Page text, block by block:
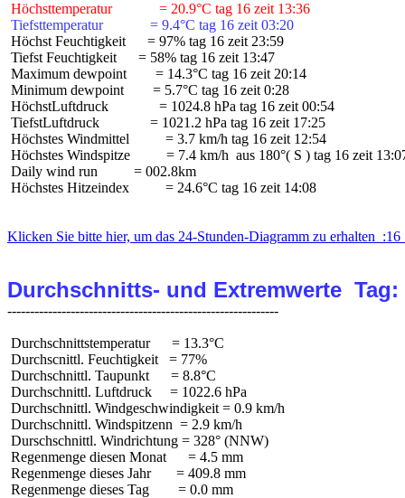
Höchsttemperatur             = 20.9°C tag 16 zeit 13:36
Tiefsttemperatur             = 9.4°C tag 16 zeit 03:20
Höchst Feuchtigkeit      = 97% tag 16 zeit 23:59
Tiefst Feuchtigkeit      = 58% tag 16 zeit 13:47
Maximum dewpoint        = 14.3°C tag 16 zeit 20:14
Minimum dewpoint        = 5.7°C tag 16 zeit 0:28
HöchstLuftdruck              = 1024.8 hPa tag 16 zeit 00:54
TiefstLuftdruck              = 1021.2 hPa tag 16 zeit 17:25
Höchstes Windmittel          = 3.7 km/h tag 16 zeit 12:54
Höchstes Windspitze          = 7.4 km/h  aus 180°( S ) tag 16 zeit
Daily wind run          = 002.8km
Höchstes Hitzeindex          = 24.6°C tag 16 zeit 14:08
Klicken Sie bitte hier, um das 24-Stunden-Diagramm zu erhalten  :16
Durchschnitts- und Extremwerte  Tag:
Durchschnittstemperatur      = 13.3°C
Durchscnittl. Feuchtigkeit   = 77%
Durchschnittl. Taupunkt      = 8.8°C
Durchschnittl. Luftdruck     = 1022.6 hPa
Durchschnittl. Windgeschwindigkeit = 0.9 km/h
Durchschnittl. Windspitzenn  = 2.9 km/h
Durschschnittl. Windrichtung = 328° (NNW)
Regenmenge diesen Monat      = 4.5 mm
Regenmenge dieses Jahr       = 409.8 mm
Regenmenge dieses Tag        = 0.0 mm